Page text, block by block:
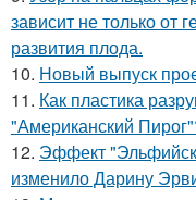
зависит не только от
развития плода.
10. Новый выпуск
11. Как пластика
"Американский
12. Эффект
изменило Дарину